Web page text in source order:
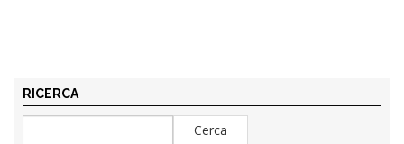
RICERCA